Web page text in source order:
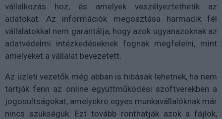
vállalkozás hoz, és amelyek veszélyeztethetik az
adatokat. Az információk megosztása harmadik fél
vállalatokkal nem garantálja, hogy azok ugyanazoknak az
adatvédelmi intézkedéseknek fognak megfelelni, mint
amelyeket a vállalat bevezetett.
Az üzleti vezetők még abban is hibásak lehetnek, ha nem
tartják fenn az online együttműködési szoftverekben a
jogosultságokat, amelyekre egyes munkavállalóknak már
nincs szükségük. Ezt tovább ronthatják azok a fájlok,